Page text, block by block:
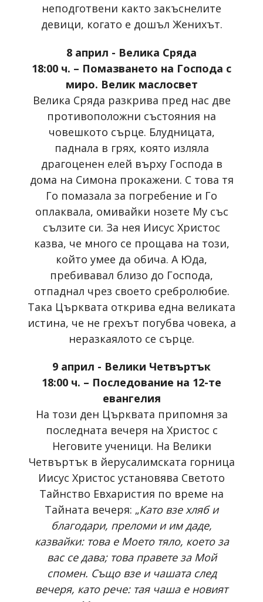
неподготвени както закъснелите
девици, когато е дошъл Женихът.
8 април - Велика Сряда
18:00 ч. – Помазването на Господа с
миро. Велик маслосвет
Велика Сряда разкрива пред нас две
противоположни състояния на
човешкото сърце. Блудницата,
паднала в грях, която изляла
драгоценен елей върху Господа в
дома на Симона прокажени. С това тя
Го помазала за погребение и Го
оплаквала, омивайки нозете Му със
сълзите си. За нея Иисус Христос
казва, че много се прощава на този,
който умее да обича. А Юда,
пребивавал близо до Господа,
отпаднал чрез своето сребролюбие.
Така Църквата открива една великата
истина, че не грехът погубва човека, а
неразкаялото се сърце.
9 април - Велики Четвъртък
18:00 ч. – Последование на 12-те
евангелия
На този ден Църквата припомня за
последната вечеря на Христос с
Неговите ученици. На Велики
Четвъртък в йерусалимската горница
Иисус Христос установява Светото
Тайнство Евхаристия по време на
Тайната вечеря: „Като взе хляб и
благодари, преломи и им даде,
казвайки: това е Моето тяло, което за
вас се дава; това правете за Мой
спомен. Също взе и чашата след
вечеря, като рече: тая чаша е новият